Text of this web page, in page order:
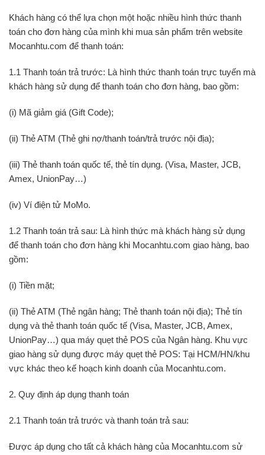
Khách hàng có thể lựa chọn một hoặc nhiều hình thức thanh
toán cho đơn hàng của mình khi mua sản phẩm trên website
Mocanhtu.com để thanh toán:
1.1 Thanh toán trả trước: Là hình thức thanh toán trực tuyến mà
khách hàng sử dụng để thanh toán cho đơn hàng, bao gồm:
(i) Mã giảm giá (Gift Code);
(ii) Thẻ ATM (Thẻ ghi nợ/thanh toán/trả trước nội địa);
(iii) Thẻ thanh toán quốc tế, thẻ tín dụng. (Visa, Master, JCB,
Amex, UnionPay…)
(iv) Ví điện tử MoMo.
1.2 Thanh toán trả sau: Là hình thức mà khách hàng sử dụng
để thanh toán cho đơn hàng khi Mocanhtu.com giao hàng, bao
gồm:
(i) Tiền mặt;
(ii) Thẻ ATM (Thẻ ngân hàng; Thẻ thanh toán nội địa); Thẻ tín
dụng và thẻ thanh toán quốc tế (Visa, Master, JCB, Amex,
UnionPay…) qua máy quẹt thẻ POS của Ngân hàng. Khu vực
giao hàng sử dụng được máy quẹt thẻ POS: Tại HCM/HN/khu
vực khác theo kế hoạch kinh doanh của Mocanhtu.com.
2. Quy định áp dụng thanh toán
2.1 Thanh toán trả trước và thanh toán trả sau:
Được áp dụng cho tất cả khách hàng của Mocanhtu.com sử